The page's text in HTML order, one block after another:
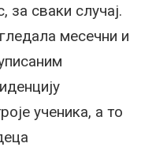
за сваки случај.
месечни и
ученика, а то